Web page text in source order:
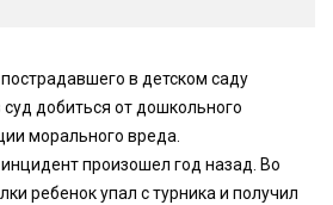
в детском саду
добиться от дошкольного
морального вреда.
произошел год назад. Во
ребенок упал с турника и получил